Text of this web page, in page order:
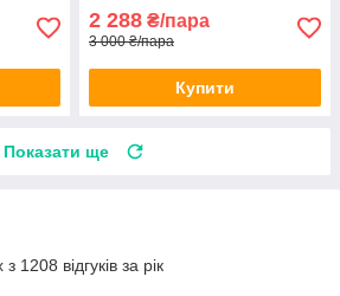
2 288 ₴/пара
3 000 ₴/пара
Купити
Показати ще
1208 відгуків за рік